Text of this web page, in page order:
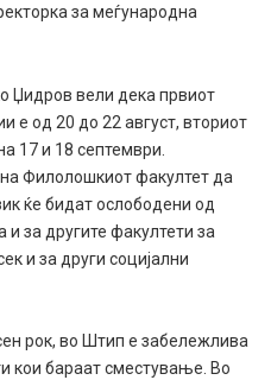
за меѓународна
Џидров вели дека првиот
е од 20 до 22 август, вториот
17 и 18 септември.
Филолошкиот факултет да
ќе бидат ослободени од
и за другите факултети за
и за други социјални
рок, во Штип е забележлива
кои бараат сместување. Во